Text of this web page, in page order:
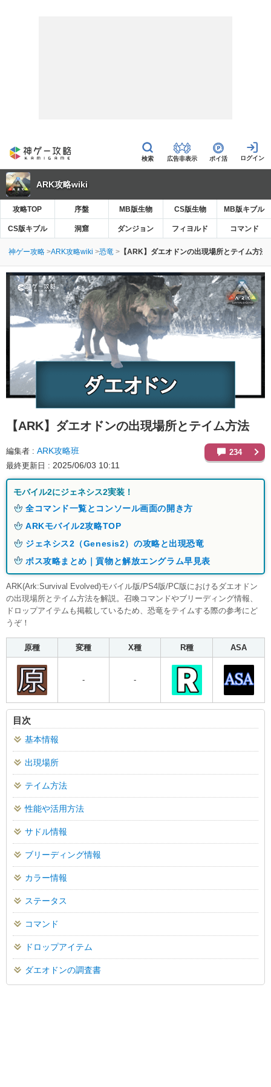
広告非表示 ポイ活
ARK攻略wiki
攻略TOP 序盤 MB版生物 CS版生物 MB版キブル
CS版キブル 洞窟 ダンジョン フィヨルド コマンド
神ゲー攻略 ARK攻略wiki 恐竜 【ARK】ダエオドンの出現場所とテイム方法
【ARK】 ダエオドンの出現場所とテイム方法
編集者 ARK攻略班
最終更新日 2025/06/03 10:11
234
モバイル2にジェネシス2実装！
全コマンド一覧とコンソール画面の開き方
ARKモバイル2攻略TOP
ジェネシス2（Genesis2）の攻略と出現恐竜
ボス攻略まとめ｜貢物と解放エングラム早見表
ARK(Ark:Survival Evolved)モバイル版/PS4版/PC版におけるダエオドン
の出現場所とテイム方法を解説。召喚コマンドやブリーディング情報、
ドロップアイテムも掲載しているため、恐竜をテイムする際の参考にど
うぞ！
原種 変種 X種 R種 ASA
- -
目次
基本情報
出現場所
テイム方法
性能や活用方法
サドル情報
ブリーディング情報
カラー情報
ステータス
コマンド
ドロップアイテム
ダエオドンの調査書